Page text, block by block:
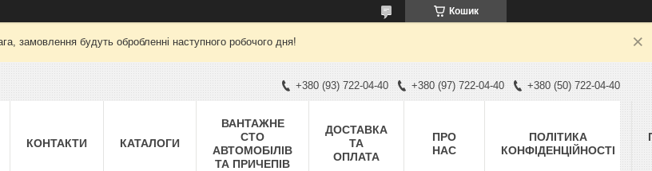
Кошик
замовлення будуть обробленні наступного робочого дня!
+380 (93) 722-04-40 +380 (97) 722-04-40 +380 (50) 722-04-40
КОНТАКТИ КАТАЛОГИ
ВАНТАЖНЕ
СТО
АВТОМОБІЛІВ
ТА ПРИЧЕПІВ
ДОСТАВКА
ТА
ОПЛАТА
ПРО
НАС
ПОЛІТИКА
КОНФІДЕНЦІЙНОСТІ